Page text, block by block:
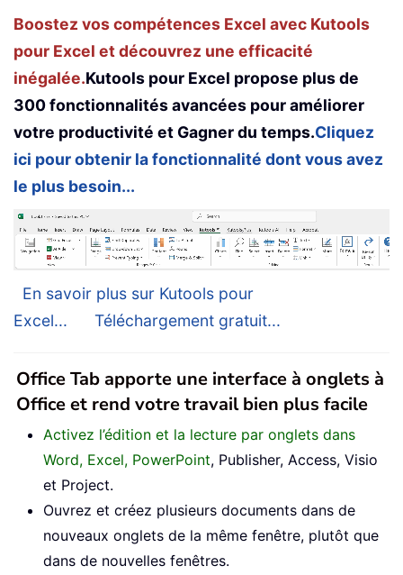
Boostez vos compétences Excel avec Kutools
pour Excel et découvrez une efficacité
inégalée.Kutools pour Excel propose plus de
300 fonctionnalités avancées pour améliorer
votre productivité et Gagner du temps.Cliquez
ici pour obtenir la fonctionnalité dont vous avez
le plus besoin...
En savoir plus sur Kutools pour
Excel...
Téléchargement gratuit...
Office Tab apporte une interface à onglets à
Office et rend votre travail bien plus facile
Activez l’édition et la lecture par onglets dans
Word, Excel, PowerPoint, Publisher, Access, Visio
et Project.
Ouvrez et créez plusieurs documents dans de
nouveaux onglets de la même fenêtre, plutôt que
dans de nouvelles fenêtres.